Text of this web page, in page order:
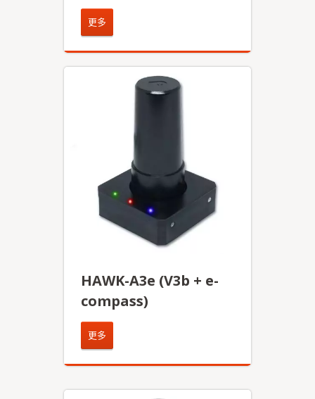
更多
HAWK-A3e (V3b + e-
compass)
更多